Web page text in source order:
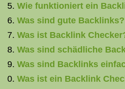
Wie funktioniert ein
Was sind gute Backlinks?
Was ist Backlink
Was sind schädliche
Was sind Backlinks
Was ist ein Backlink